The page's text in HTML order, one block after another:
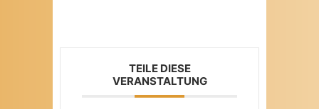
TEILE DIESE
VERANSTALTUNG